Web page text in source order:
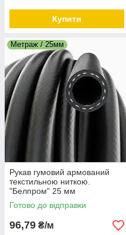
Купити
Метраж / 25мм
Рукав гумовий армований
текстильною ниткою.
"Белпром" 25 мм
Готово до відправки
96,79 ₴/м